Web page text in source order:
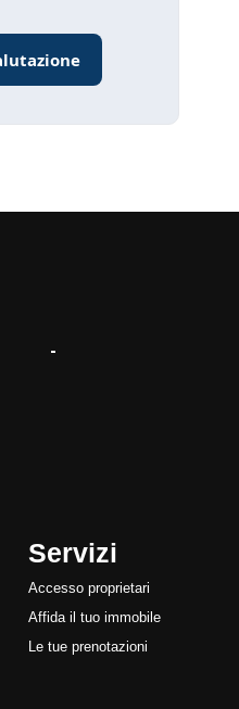
Servizi
Accesso proprietari
Affida il tuo immobile
Le tue prenotazioni